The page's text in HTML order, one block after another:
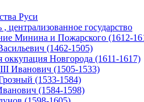
Руси
централизованное государство
Минина и Пожарского (1612-
(1462-1505)
оккупация Новгорода (1611-1617)
Иванович (1505-1533)
(1533-1584)
(1584-1598)